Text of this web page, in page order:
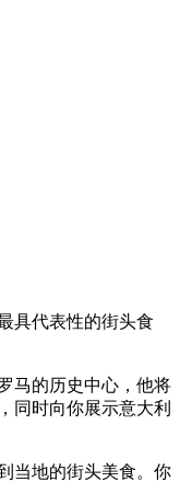
具代表性的街头食
马的历史中心，他将
同时向你展示意大利
当地的街头美食。你